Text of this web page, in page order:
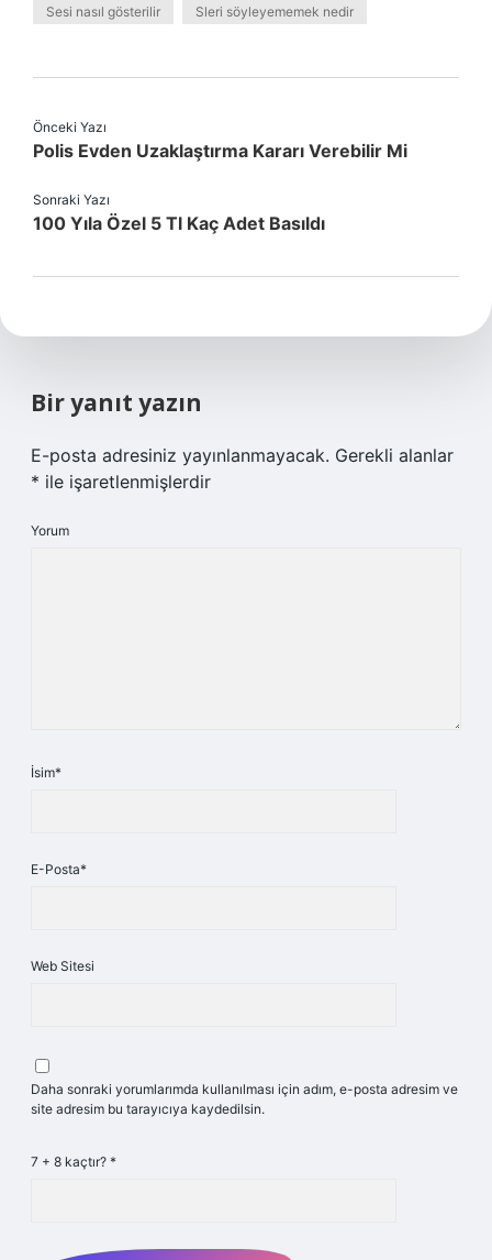
Sesi nasıl gösterilir Sleri söyleyememek nedir
Önceki Yazı
Polis Evden Uzaklaştırma Kararı Verebilir Mi
Sonraki Yazı
100 Yıla Özel 5 Tl Kaç Adet Basıldı
Bir yanıt yazın
E-posta adresiniz yayınlanmayacak. Gerekli alanlar
* ile işaretlenmişlerdir
Yorum
İsim*
E-Posta*
Web Sitesi
Daha sonraki yorumlarımda kullanılması için adım, e-posta adresim ve
site adresim bu tarayıcıya kaydedilsin.
7 + 8 kaçtır? *